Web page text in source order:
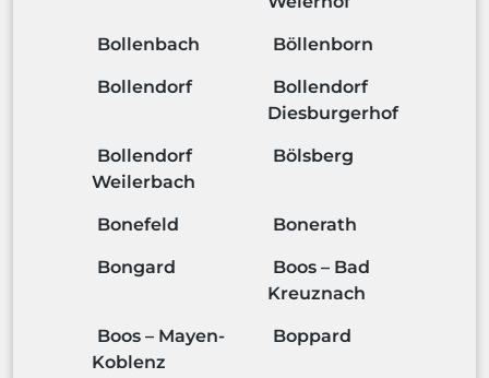
Bollenbach Böllenborn
Bollendorf
Bollendorf
Diesburgerhof
Bollendorf
Weilerbach
Bölsberg
Bonefeld Bonerath
Bongard
Boos – Bad
Kreuznach
Boos – Mayen-
Koblenz
Boppard